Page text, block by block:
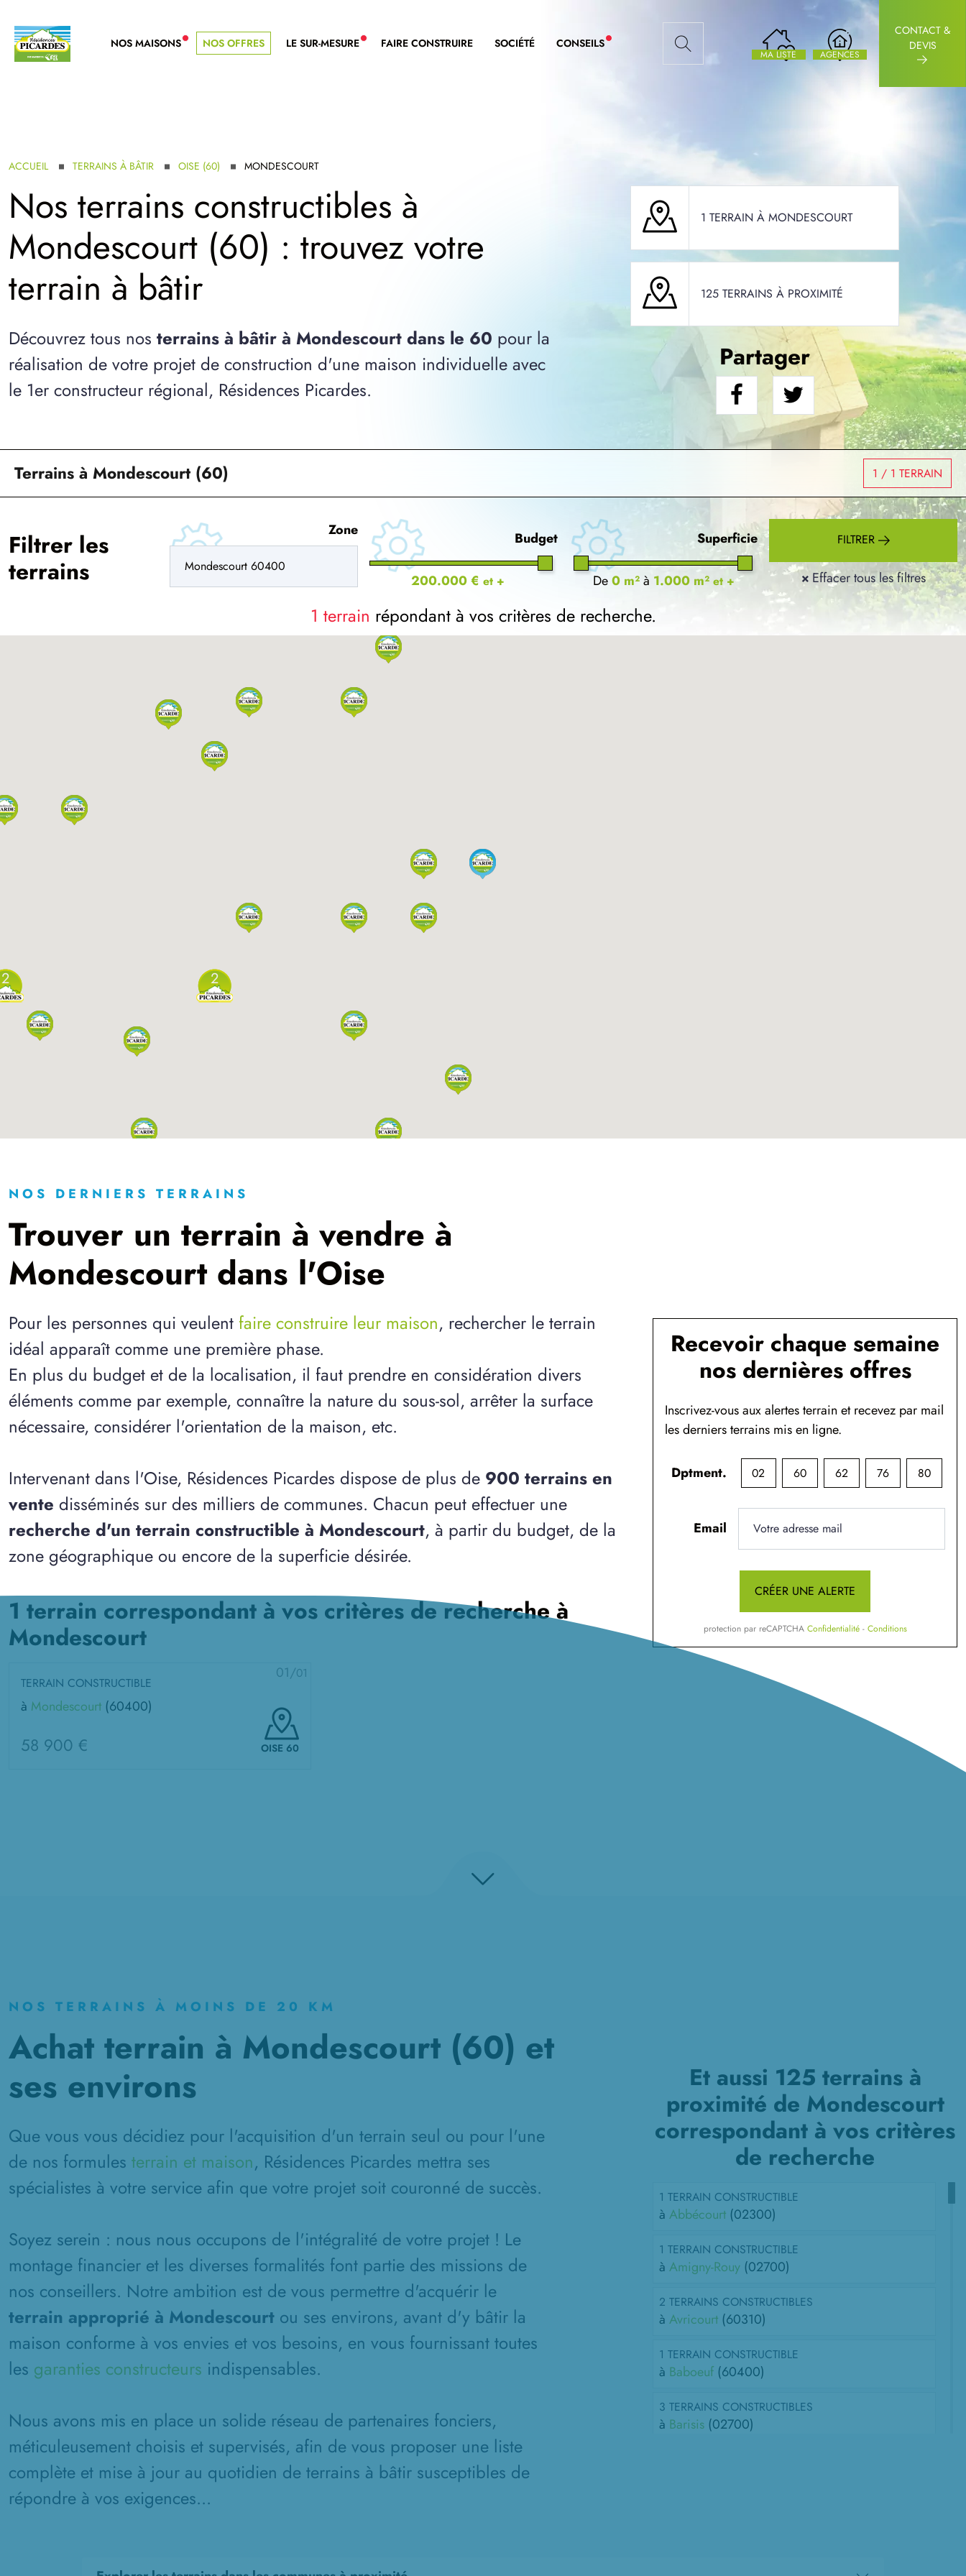
NOS MAISONS NOUVELLE GAMME
NOS OFFRES LE SUR-MESURE NOUVEAU SERVICE BDL EXTENSION
FAIRE CONSTRUIRE SOCIÉTÉ CONSEILS NOUVEAUX ARTICLES
MA LISTE AGENCES
CONTACT &
DEVIS
ACCUEIL TERRAINS À BÂTIR OISE (60) MONDESCOURT
Nos terrains constructibles à
Mondescourt (60) : trouvez votre
terrain à bâtir
Découvrez tous nos terrains à bâtir à Mondescourt dans le 60 pour la
réalisation de votre projet de construction d'une maison individuelle avec
le 1er constructeur régional, Résidences Picardes.
1 TERRAIN À MONDESCOURT
125 TERRAINS À PROXIMITÉ
Partager
Terrains à Mondescourt (60) 1 / 1 TERRAIN
Filtrer les
terrains
Zone Budget
200.000 € et +
Superficie
De0 m²à 1.000 m² et +
FILTRER
× Effacer tous les filtres
1 terrain répondant à vos critères de recherche.
2 2
NOS DERNIERS TERRAINS
Trouver un terrain à vendre à
Mondescourt dans l'Oise
Pour les personnes qui veulent faire construire leur maison, rechercher le terrain
idéal apparaît comme une première phase.
En plus du budget et de la localisation, il faut prendre en considération divers
éléments comme par exemple, connaître la nature du sous-sol, arrêter la surface
nécessaire, considérer l'orientation de la maison, etc.
Intervenant dans l'Oise, Résidences Picardes dispose de plus de 900 terrains en
vente disséminés sur des milliers de communes. Chacun peut effectuer une
recherche d'un terrain constructible à Mondescourt, à partir du budget, de la
zone géographique ou encore de la superficie désirée.
1 terrain correspondant à vos critères de recherche à
Mondescourt
01/01
TERRAIN CONSTRUCTIBLE
à Mondescourt (60400)
58 900 € OISE 60
Recevoir chaque semaine
nos dernières offres
Inscrivez-vous aux alertes terrain et recevez par mail
les derniers terrains mis en ligne.
Dptment. 02 60 62 76 80
Email
CRÉER UNE ALERTE
protection par reCAPTCHA Confidentialité - Conditions
NOS TERRAINS À MOINS DE 20 KM
Achat terrain à Mondescourt (60) et
ses environs
Que vous vous décidiez pour l'acquisition d'un terrain seul ou pour l'une
de nos formules terrain et maison, Résidences Picardes mettra ses
spécialistes à votre service afin que votre projet soit couronné de succès.
Soyez serein : nous nous occupons de l'intégralité de votre projet ! Le
montage financier et les diverses formalités font partie des missions de
nos conseillers. Notre ambition est de vous permettre d'acquérir le
terrain approprié à Mondescourt ou ses environs, avant d'y bâtir la
maison conforme à vos envies et vos besoins, en vous fournissant toutes
les garanties constructeurs indispensables.
Nous avons mis en place un solide réseau de partenaires fonciers,
méticuleusement choisis et supervisés, afin de vous proposer une liste
complète et mise à jour au quotidien de terrains à bâtir susceptibles de
répondre à vos exigences...
Et aussi 125 terrains à
proximité de Mondescourt
correspondant à vos critères
de recherche
1 TERRAIN CONSTRUCTIBLE
à Abbécourt (02300)
1 TERRAIN CONSTRUCTIBLE
à Amigny-Rouy (02700)
2 TERRAINS CONSTRUCTIBLES
à Avricourt (60310)
1 TERRAIN CONSTRUCTIBLE
à Baboeuf (60400)
3 TERRAINS CONSTRUCTIBLES
à Barisis (02700)